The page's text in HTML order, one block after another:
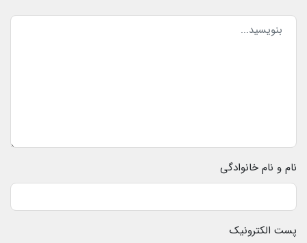
نام و نام خانوادگی
پست الکترونیک